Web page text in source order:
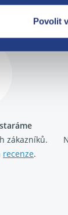
Povolit
zákazníků.
recenze.